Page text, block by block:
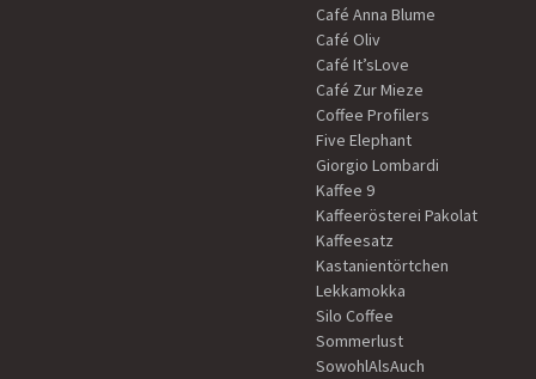
Café Anna Blume
Café Oliv
Café It’sLove
Café Zur Mieze
Coffee Profilers
Five Elephant
Giorgio Lombardi
Kaffee 9
Kaffeerösterei Pakolat
Kaffeesatz
Kastanientörtchen
Lekkamokka
Silo Coffee
Sommerlust
SowohlAlsAuch